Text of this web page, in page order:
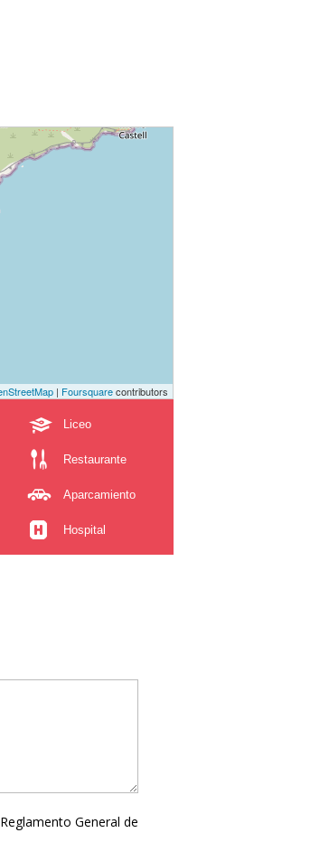
| Foursquarecontributors
Liceo
Restaurante
Aparcamiento
Hospital
General de